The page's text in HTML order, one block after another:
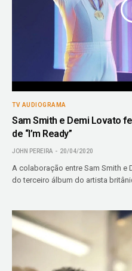
TV AUDIOGRAMA
Sam Smith e Demi Lovato
de “I’m Ready”
JOHN PEREIRA 20/04/2020
A colaboração entre Sam Smith e
do terceiro álbum do artista